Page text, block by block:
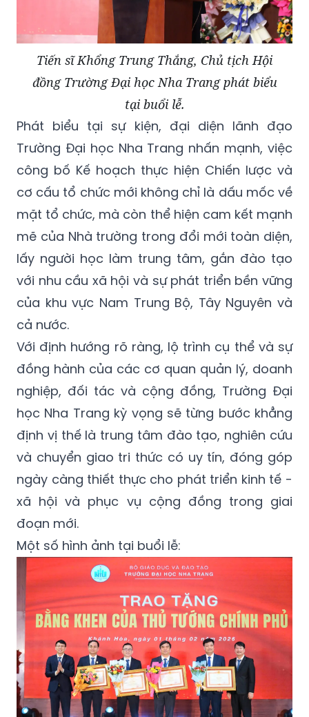
Tiến sĩ Khổng Trung Thắng, Chủ tịch Hội
đồng Trường Đại học Nha Trang phát biểu
tại buổi lễ.
Phát biểu tại sự kiện, đại diện lãnh đạo
Trường Đại học Nha Trang nhấn mạnh, việc
công bố Kế hoạch thực hiện Chiến lược và
cơ cấu tổ chức mới không chỉ là dấu mốc về
mặt tổ chức, mà còn thể hiện cam kết mạnh
mẽ của Nhà trường trong đổi mới toàn diện,
lấy người học làm trung tâm, gắn đào tạo
với nhu cầu xã hội và sự phát triển bền vững
của khu vực Nam Trung Bộ, Tây Nguyên và
cả nước.
Với định hướng rõ ràng, lộ trình cụ thể và sự
đồng hành của các cơ quan quản lý, doanh
nghiệp, đối tác và cộng đồng, Trường Đại
học Nha Trang kỳ vọng sẽ từng bước khẳng
định vị thế là trung tâm đào tạo, nghiên cứu
và chuyển giao tri thức có uy tín, đóng góp
ngày càng thiết thực cho phát triển kinh tế -
xã hội và phục vụ cộng đồng trong giai
đoạn mới.
Một số hình ảnh tại buổi lễ: